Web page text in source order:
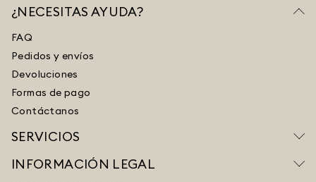
¿NECESITAS AYUDA?
FAQ
Pedidos y envíos
Devoluciones
Formas de pago
Contáctanos
SERVICIOS
INFORMACIÓN LEGAL